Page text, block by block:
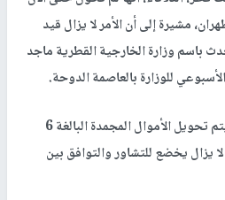
مشيرة إلى أن الأمر لا يزال قيد
باسم وزارة الخارجية القطرية ماجد
للوزارة بالعاصمة الدوحة.
وقال الأنصاري: "حتى الآن لم يتم تحويل الأموال المجمدة البالغة 6
لا يزال يخضع للتشاور والتوافق بين